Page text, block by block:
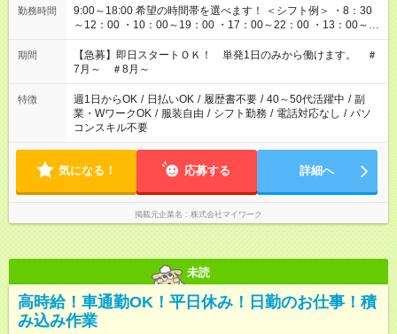
勤務時間
9:00～18:00 希望の時間帯を選べます！ ＜シフト例＞ ・8：30
～12：00 ・10：00～19：00 ・17：00～22：00 ・13：00～
22：00 ・22：00～翌6：00 など
期間
【急募】即日スタートＯＫ！ 単発1日のみから働けます。 ＃
7月～ ＃8月～
特徴 週1日からOK / 日払いOK / 履歴書不要 / 40～50代活躍中 / 副
業・WワークOK / 服装自由 / シフト勤務 / 電話対応なし / パソ
コンスキル不要
気になる！ 応募する 詳細へ
掲載元企業名 株式会社マイワーク
未読
高時給！車通勤OK！平日休み！日勤のお仕事！積
み込み作業